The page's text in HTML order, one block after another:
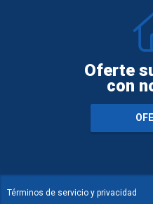
Oferte
con
Términos de servicio y privacidad